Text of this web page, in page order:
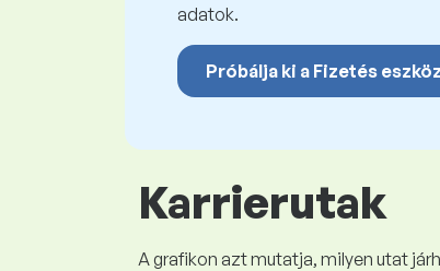
adatok.
Próbálja ki a Fizetés
Karrierutak
A grafikon azt mutatja, milyen utat